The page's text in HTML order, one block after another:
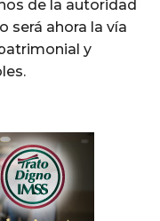
de la autoridad
será ahora la vía
y